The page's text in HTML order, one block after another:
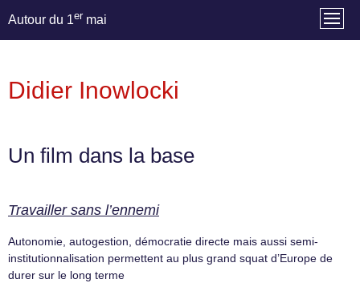
Autour du 1er mai
Didier Inowlocki
Un film dans la base
Travailler sans l’ennemi
Autonomie, autogestion, démocratie directe mais aussi semi-
institutionnalisation permettent au plus grand squat d’Europe de
durer sur le long terme